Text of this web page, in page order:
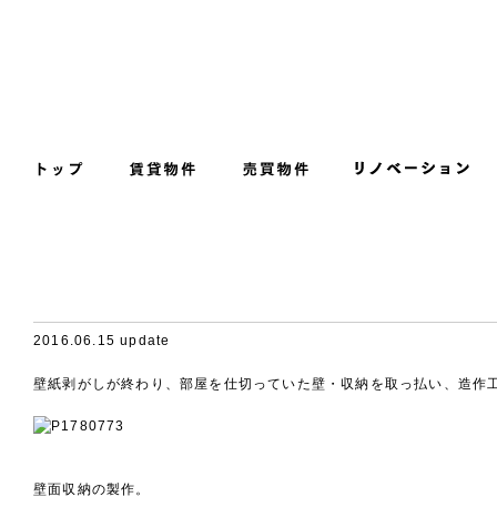
2016.06.15 update
壁紙剥がしが終わり、部屋を仕切っていた壁・収納を取っ払い、造作
壁面収納の製作。